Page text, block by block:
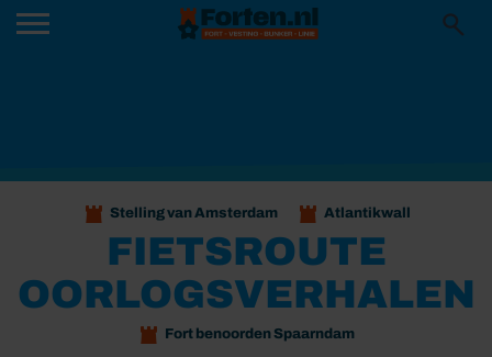
Stelling van Amsterdam Atlantikwall
FIETSROUTE
OORLOGSVERHALEN
Fort benoorden Spaarndam